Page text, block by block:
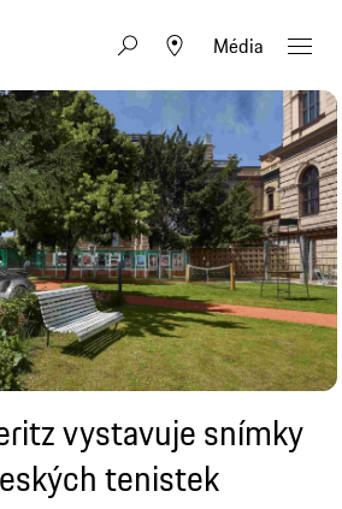
Média
vystavuje snímky
tenistek